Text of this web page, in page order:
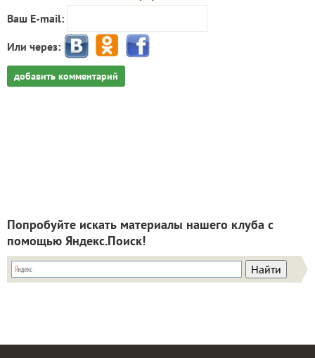
Ваш E-mail:
Или через:
добавить комментарий
Попробуйте искать материалы нашего клуба с
помощью Яндекс.Поиск!